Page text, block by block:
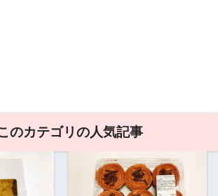
のカテゴリの人気記事